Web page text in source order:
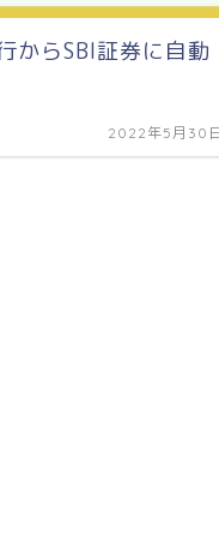
からSBI証券に自動
2022年5月30